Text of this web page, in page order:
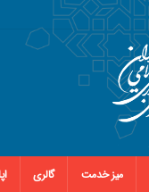
میز خدمت گالری